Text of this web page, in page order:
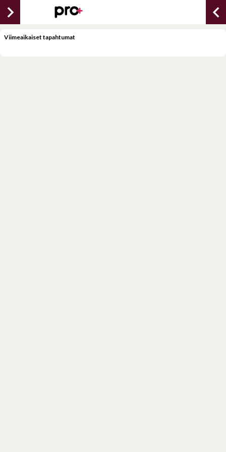
chevron_right chevron_left
Viimeaikaiset tapahtumat